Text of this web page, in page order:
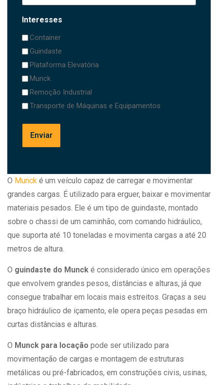
O Munck é um veículo capaz de carregar e movimentar
grandes cargas. É utilizado para erguer, baixar e movimentar
materiais pesados. Ele é um tipo de guindaste, montado
sobre o chassi de um caminhão, com comando hidráulico,
que suporta até 10 toneladas e movimenta cargas a até 20
metros de altura.
O guindaste do Munck é considerado único em operações
que envolvem grandes pesos, distâncias e alturas, já que
consegue trabalhar em locais mais estreitos. Graças a seu
braço hidráulico de içamento, ele opera peças pesadas em
curtas distâncias e alturas.
O Munck para locação pode ser utilizado para
movimentação de cargas e montagem de estruturas
metálicas ou pré-fabricados, em construções civis, usinas,
Interesses
Container
Guindaste
Plataforma Elevatória
Munck
Remoção Industrial
Transporte de Máquinas e Equipamentos